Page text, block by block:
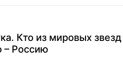
Кто из мировых звезд
– Россию